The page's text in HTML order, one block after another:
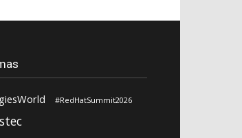
#RedHatSummit2026